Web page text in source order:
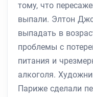
тому, что
выпали. Элтон
выпадать в
проблемы с
питания и
алкоголя.
Париже сделали